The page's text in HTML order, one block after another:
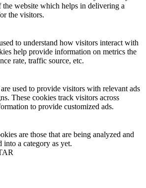
the website which helps in delivering a
the visitors.
to understand how visitors interact with
help provide information on metrics the
rate, traffic source, etc.
used to provide visitors with relevant ads
These cookies track visitors across
to provide customized ads.
are those that are being analyzed and
into a category as yet.